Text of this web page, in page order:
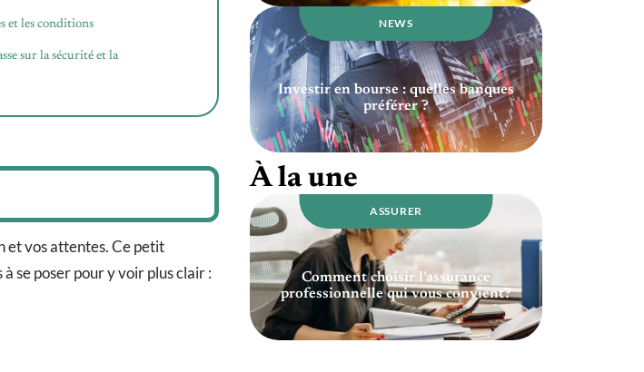
et les conditions
sur la sécurité et la
et vos attentes. Ce petit
se poser pour y voir plus clair :
NEWS
Investir en bourse : quelles banques
préférer ?
À la une
ASSURER
Comment choisir l’assurance
professionnelle qui vous convient?